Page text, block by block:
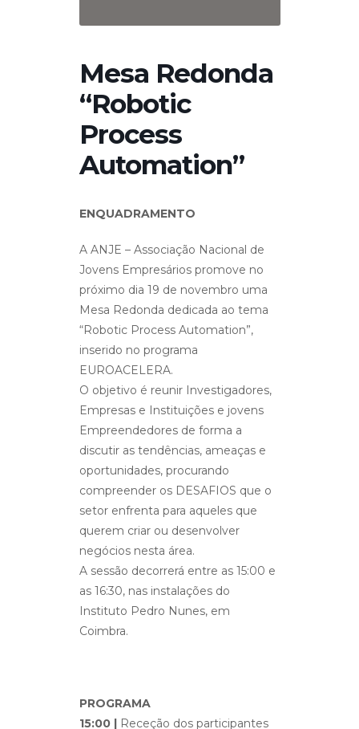
Mesa Redonda
“Robotic
Process
Automation”
ENQUADRAMENTO
A ANJE – Associação Nacional de
Jovens Empresários promove no
próximo dia 19 de novembro uma
Mesa Redonda dedicada ao tema
“Robotic Process Automation”,
inserido no programa
EUROACELERA.
O objetivo é reunir Investigadores,
Empresas e Instituições e jovens
Empreendedores de forma a
discutir as tendências, ameaças e
oportunidades, procurando
compreender os DESAFIOS que o
setor enfrenta para aqueles que
querem criar ou desenvolver
negócios nesta área.
A sessão decorrerá entre as 15:00 e
as 16:30, nas instalações do
Instituto Pedro Nunes, em
Coimbra.
PROGRAMA
15:00 |Receção dos participantes